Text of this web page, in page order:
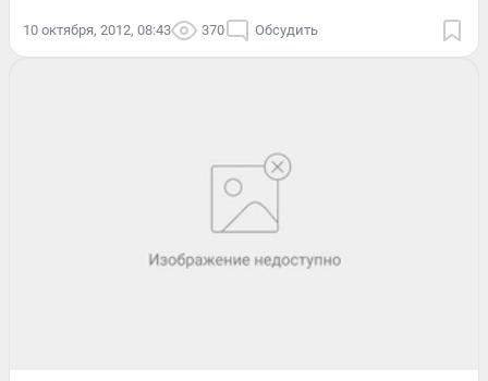
10 октября, 2012, 08:43 370 Обсудить